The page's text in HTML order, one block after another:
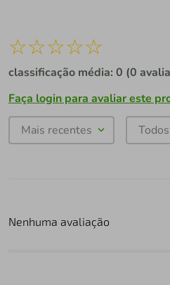
☆☆☆☆☆
classificação média: 0 (0
Faça login para avaliar este
Mais recentes Todos
Nenhuma avaliação